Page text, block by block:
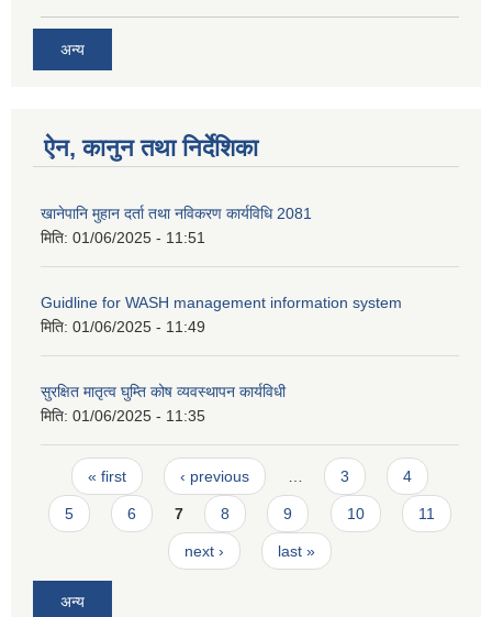
अन्य
ऐन, कानुन तथा निर्देशिका
खानेपानि मुहान दर्ता तथा नविकरण कार्यविधि 2081
मिति: 01/06/2025 - 11:51
Guidline for WASH management information system
मिति: 01/06/2025 - 11:49
सुरक्षित मातृत्व घुम्ति कोष व्यवस्थापन कार्यविधी
मिति: 01/06/2025 - 11:35
Pages
« first ‹ previous 3 4
5 6 7 8 9 10 11
next › last »
अन्य